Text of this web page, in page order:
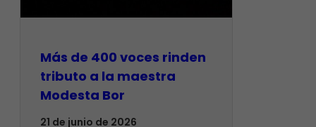
Más de 400 voces rinden
tributo a la maestra
Modesta Bor
21 de junio de 2026